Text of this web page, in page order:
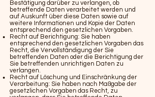
Bestätigung darüber zu verlangen, ob
betreffende Daten verarbeitet werden und
auf Auskunft über diese Daten sowie auf
weitere Informationen und Kopie der Daten
entsprechend den gesetzlichen Vorgaben.
Recht auf Berichtigung: Sie haben
entsprechend den gesetzlichen Vorgaben das
Recht, die Vervollständigung der Sie
betreffenden Daten oder die Berichtigung der
Sie betreffenden unrichtigen Daten zu
verlangen.
Recht auf Löschung und Einschränkung der
Verarbeitung: Sie haben nach Maßgabe der
gesetzlichen Vorgaben das Recht, zu